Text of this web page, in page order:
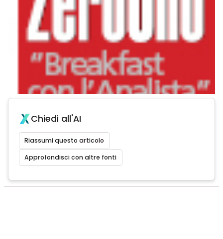
Chiedi all'AI
Riassumi questo articolo
Approfondisci con altre fonti